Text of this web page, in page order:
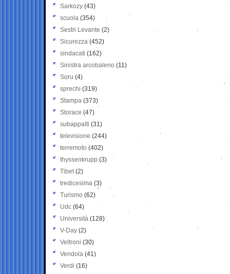
Sarkozy (43)
scuola (354)
Sestri Levante (2)
Sicurezza (452)
sindacati (162)
Sinistra arcobaleno (11)
Soru (4)
sprechi (319)
Stampa (373)
Storace (47)
subappalti (31)
televisione(244)
terremoto (402)
thyssenkrupp (3)
Tibet(2)
tredicesima (3)
Turismo (62)
Udc (64)
Università (128)
V-Day (2)
Veltroni (30)
Vendola (41)
Verdi (16)